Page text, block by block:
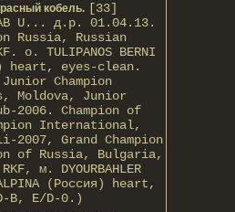
кобель. [33]
U... д.р. 01.04.13.
Russia, Russian
о. TULIPANOS BERNI
heart, eyes-clean.
Champion
Moldova, Junior
2006. Champion of
International,
2007, Grand Champion
of Russia, Bulgaria,
м. DYOURBAHLER
(Россия) heart,
В, E/D-0.)